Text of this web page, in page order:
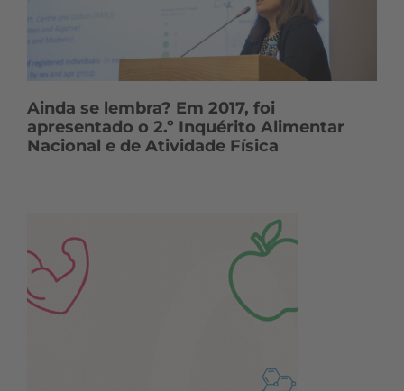
Ainda se lembra? Em 2017, foi
apresentado o 2.º Inquérito Alimentar
Nacional e de Atividade Física